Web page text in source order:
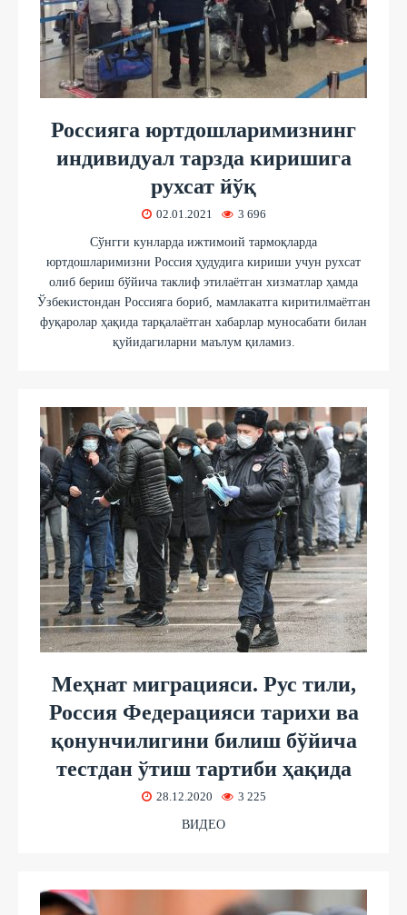
Россияга юртдошларимизнинг
индивидуал тарзда киришига
рухсат йўқ
02.01.2021 3 696
Сўнгги кунларда ижтимоий тармоқларда
юртдошларимизни Россия ҳудудига кириши учун рухсат
олиб бериш бўйича таклиф этилаётган хизматлар ҳамда
Ўзбекистондан Россияга бориб, мамлакатга киритилмаётган
фуқаролар ҳақида тарқалаётган хабарлар муносабати билан
қуйидагиларни маълум қиламиз.
Меҳнат миграцияси. Рус тили,
Россия Федерацияси тарихи ва
қонунчилигини билиш бўйича
тестдан ўтиш тартиби ҳақида
28.12.2020 3 225
ВИДЕО